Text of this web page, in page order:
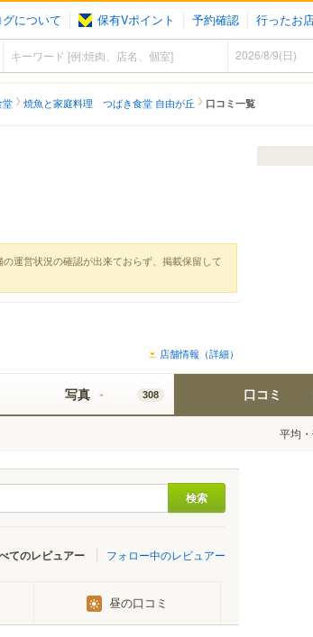
について 保有Vポイント 予約確認 行ったお
堂 焼魚と家庭料理 つばき食堂 自由が丘 口コミ一覧
運営状況の確認が出来ておらず、掲載保留して
店舗情報（詳細）
写真 308 口コミ
平均
てのレビュアー フォロー中のレビュアー
昼の口コミ